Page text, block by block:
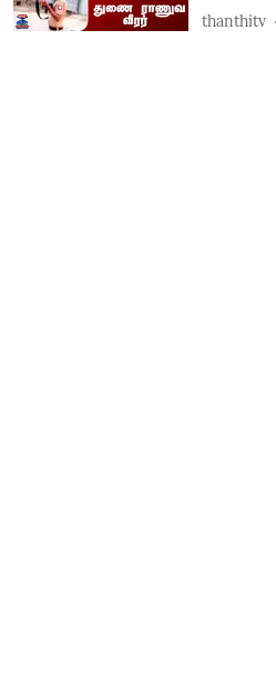
thanthitv